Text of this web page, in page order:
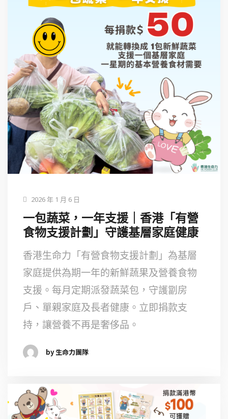
2026 年 1 月 6 日
一包蔬菜，一年支援｜香港「有營
食物支援計劃」守護基層家庭健康
香港生命力「有營食物支援計劃」為基層
家庭提供為期一年的新鮮蔬果及營養食物
支援。每月定期派發蔬菜包，守護劏房
戶、單親家庭及長者健康。立即捐款支
持，讓營養不再是奢侈品。
by 生命力團隊